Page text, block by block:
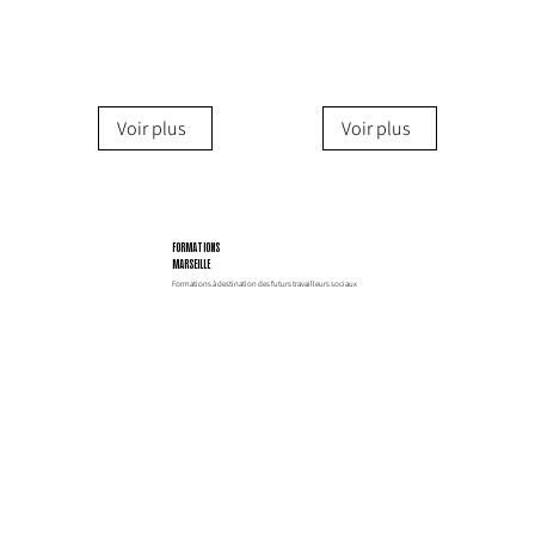
Voir plus Voir plus
FORMATIONS
MARSEILLE
Formations à destination des futurs travailleurs sociaux